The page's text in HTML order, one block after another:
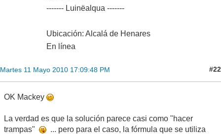
------- Luinëalqua -------
Ubicación: Alcalá de Henares
En línea
Martes 11 Mayo 2010 17:09:48 PM #22
OK Mackey
La verdad es que la solución parece casi como "hacer
trampas"
... pero para el caso, la fórmula que se utiliza